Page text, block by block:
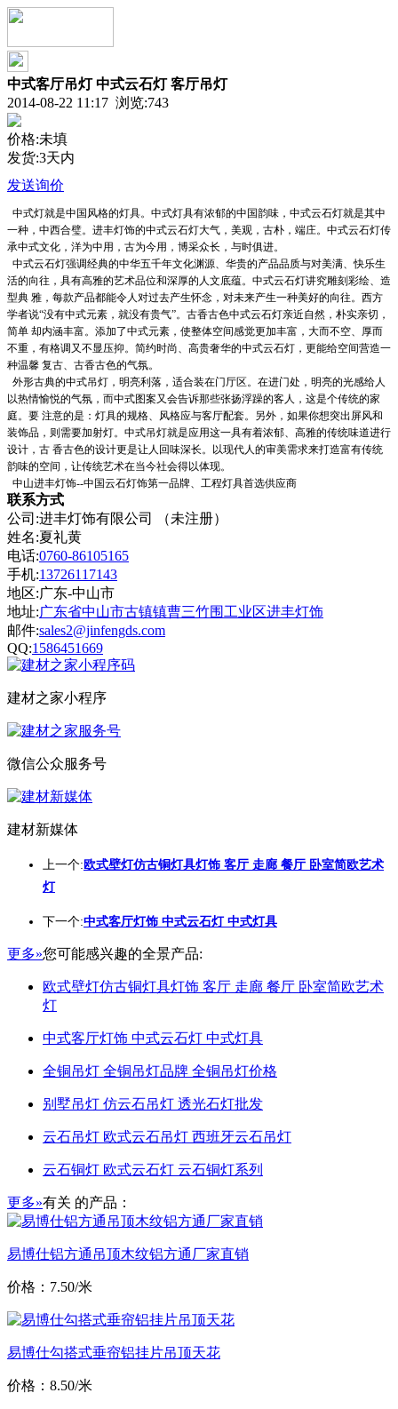
中式客厅吊灯 中式云石灯 客厅吊灯
2014-08-22 11:17 浏览:743
价格:未填
发货:3天内
发送询价
中式灯就是中国风格的灯具。中式灯具有浓郁的中国韵味，中式云石灯就是其中
一种，中西合璧。进丰灯饰的中式云石灯大气，美观，古朴，端庄。中式云石灯传
承中式文化，洋为中用，古为今用，博采众长，与时俱进。
中式云石灯强调经典的中华五千年文化渊源、华贵的产品品质与对美满、快乐生
活的向往，具有高雅的艺术品位和深厚的人文底蕴。中式云石灯讲究雕刻彩绘、造
型典 雅，每款产品都能令人对过去产生怀念，对未来产生一种美好的向往。西方
学者说“没有中式元素，就没有贵气”。古香古色中式云石灯亲近自然，朴实亲切，
简单 却内涵丰富。添加了中式元素，使整体空间感觉更加丰富，大而不空、厚而
不重，有格调又不显压抑。简约时尚、高贵奢华的中式云石灯，更能给空间营造一
种温馨 复古、古香古色的气氛。
外形古典的中式吊灯，明亮利落，适合装在门厅区。在进门处，明亮的光感给人
以热情愉悦的气氛，而中式图案又会告诉那些张扬浮躁的客人，这是个传统的家
庭。要 注意的是：灯具的规格、风格应与客厅配套。另外，如果你想突出屏风和
装饰品，则需要加射灯。中式吊灯就是应用这一具有着浓郁、高雅的传统味道进行
设计，古 香古色的设计更是让人回味深长。以现代人的审美需求来打造富有传统
韵味的空间，让传统艺术在当今社会得以体现。
中山进丰灯饰--中国云石灯饰第一品牌、工程灯具首选供应商
联系方式
公司:进丰灯饰有限公司 （未注册）
姓名:夏礼黄
电话:0760-86105165
手机:13726117143
地区:广东-中山市
地址:广东省中山市古镇镇曹三竹围工业区进丰灯饰
邮件:sales2@jinfengds.com
QQ:1586451669
建材之家小程序
微信公众服务号
建材新媒体
上一个: 欧式壁灯仿古铜灯具灯饰 客厅 走廊 餐厅 卧室简欧艺术
灯
下一个:中式客厅灯饰 中式云石灯 中式灯具
更多»您可能感兴趣的全景产品:
欧式壁灯仿古铜灯具灯饰 客厅 走廊 餐厅 卧室简欧艺术
灯
中式客厅灯饰 中式云石灯 中式灯具
全铜吊灯 全铜吊灯品牌 全铜吊灯价格
别墅吊灯 仿云石吊灯 透光石灯批发
云石吊灯 欧式云石吊灯 西班牙云石吊灯
云石铜灯 欧式云石灯 云石铜灯系列
更多»有关 的产品：
易博仕铝方通吊顶木纹铝方通厂家直销
价格：7.50/米
易博仕勾搭式垂帘铝挂片吊顶天花
价格：8.50/米